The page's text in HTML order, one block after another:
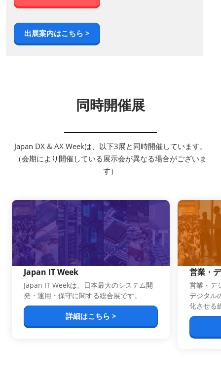
出展案内はこちら >
同時開催展
Japan DX & AX Weekは、以下3展と同時開催しています。
（会期により開催している展示会が異なる場合がございま
す）
Japan IT Week
Japan IT Weekは、日本最大のシステム開
発・運用・保守に関する総合展です。
詳細はこちら >
営業・
営業・デ
デジタル
化させる